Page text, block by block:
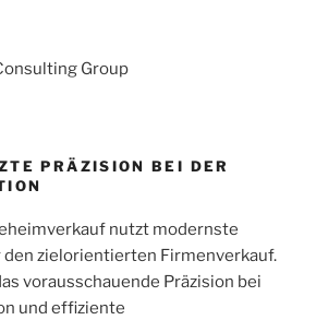
Group
PRÄZISION BEI DER
nutzt modernste
zielorientierten Firmenverkauf.
vorausschauende Präzision bei
und effiziente